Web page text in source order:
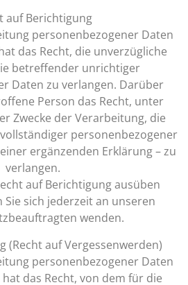
auf Berichtigung
personenbezogener Daten
das Recht, die unverzügliche
betreffender unrichtiger
Daten zu verlangen. Darüber
Person das Recht, unter
Zwecke der Verarbeitung, die
personenbezogener
ergänzenden Erklärung – zu
verlangen.
auf Berichtigung ausüben
sich jederzeit an unseren
wenden.
(Recht auf Vergessenwerden)
personenbezogener Daten
das Recht, von dem für die